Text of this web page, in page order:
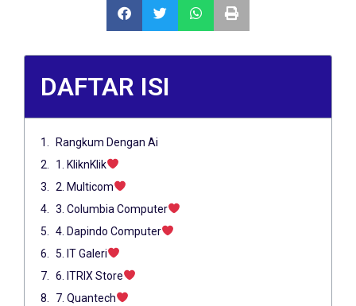
DAFTAR ISI
Rangkum Dengan Ai
1. KliknKlik
2. Multicom
3. Columbia Computer
4. Dapindo Computer
5. IT Galeri
6. ITRIX Store
7. Quantech